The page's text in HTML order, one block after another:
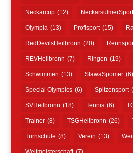
Neckarcup (12)
Olympia (13) Profisport (15)
RedDevilsHeilbronn (20)
REVHeilbronn (7) Ringen (19)
Schwimmen (13) SlawaSpomer (6)
Special Olympics (6) Spitzensport
SVHeilbronn (18) Tennis (6)
Trainer (8) TSGHeilbronn (26)
Turnschule (8) Verein (13)
Weltmeisterschaft (7)